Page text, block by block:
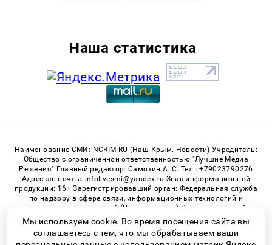
Наша статистика
Наименование СМИ: NCRIM.RU (Наш Крым. Новости) Учредитель:
Общество с ограниченной ответственностью "Лучшие Медиа
Решения" Главный редактор: Самохин А. С. Тел.: +79023790276
Адрес эл. почты: infolivesmi@yandex.ru Знак информационной
продукции: 16+ Зарегистрировавший орган: Федеральная служба
по надзору в сфере связи, информационных технологий и
массовых коммуникаций (Роскомнадзор) Регистрационный
номер СМИ ЭЛ № ФС 77 - 81150 от 02.06.2021
Мы используем cookie. Во время посещения сайта вы
соглашаетесь с тем, что мы обрабатываем ваши